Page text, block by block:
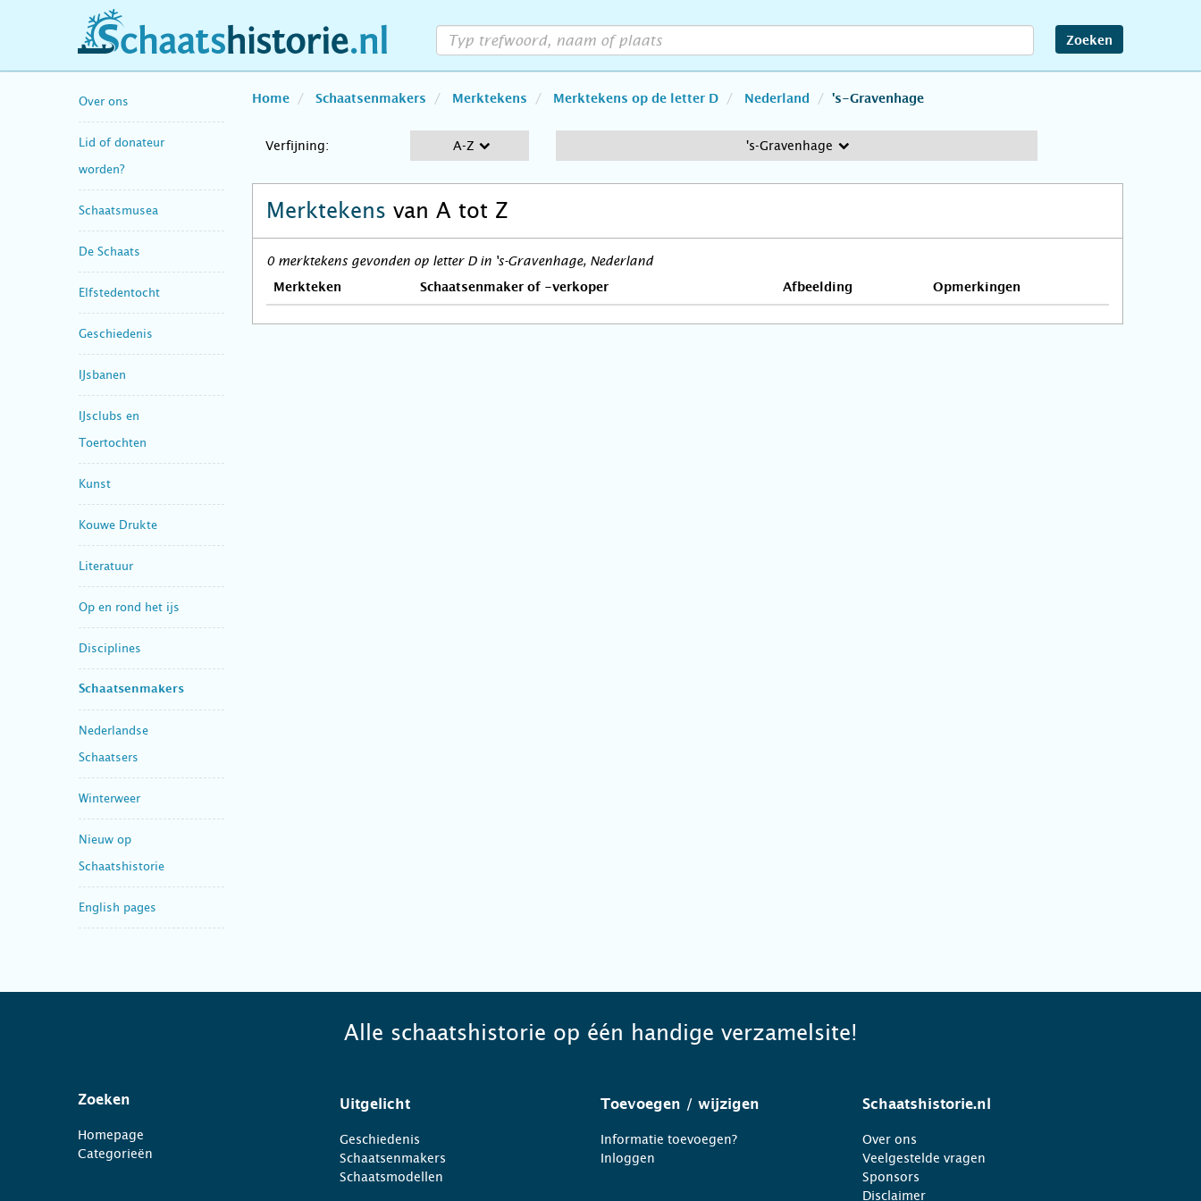
schaatshistorie.nl Zoeken
Over ons
Lid of donateur
worden?
Schaatsmusea
De Schaats
Elfstedentocht
Geschiedenis
IJsbanen
IJsclubs en
Toertochten
Kunst
Kouwe Drukte
Literatuur
Op en rond het ijs
Disciplines
Schaatsenmakers
Nederlandse
Schaatsers
Winterweer
Nieuw op
Schaatshistorie
English pages
Home Schaatsenmakers Merktekens Merktekens op de letter D Nederland 's-Gravenhage
Verfijning: A-Z 's-Gravenhage
Merktekens van A tot Z
0 merktekens gevonden op letter D in 's-Gravenhage, Nederland
Merkteken Schaatsenmaker of -verkoper Afbeelding Opmerkingen
Alle schaatshistorie op één handige verzamelsite!
Zoeken
Homepage
Categorieën
Uitgelicht
Geschiedenis
Schaatsenmakers
Schaatsmodellen
Toevoegen / wijzigen
Informatie toevoegen?
Inloggen
Schaatshistorie.nl
Over ons
Veelgestelde vragen
Sponsors
Disclaimer